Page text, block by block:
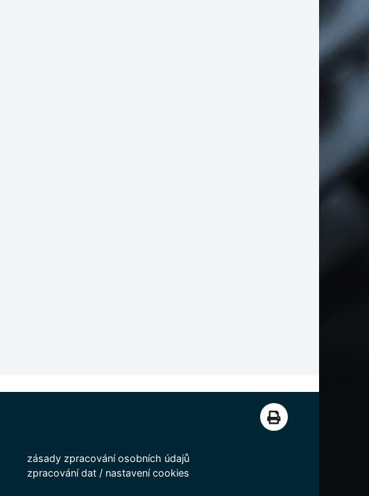
zásady zpracování osobních údajů
zpracování dat / nastavení cookies